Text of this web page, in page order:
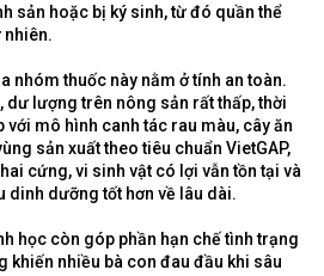
sản hoặc bị ký sinh, từ đó quần thể
nhiên.
nhóm thuốc này nằm ở tính an toàn.
dư lượng trên nông sản rất thấp, thời
với mô hình canh tác rau màu, cây ăn
sản xuất theo tiêu chuẩn VietGAP,
cứng, vi sinh vật có lợi vẫn tồn tại và
dinh dưỡng tốt hơn về lâu dài.
học còn góp phần hạn chế tình trạng
khiến nhiều bà con đau đầu khi sâu